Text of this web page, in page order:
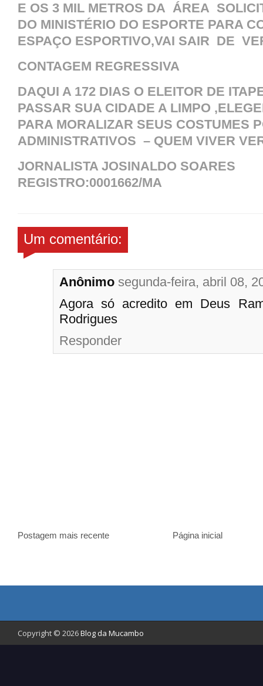
E OS 3 MIL METROS DA ÁREA
DO MINISTÉRIO DO ESPORTE PARA
ESPAÇO ESPORTIVO,VAI SAIR DE
CONTAGEM REGRESSIVA
DAQUI A 172 DIAS O ELEITOR DE
PASSAR SUA CIDADE A LIMPO
PARA MORALIZAR SEUS COSTUMES
ADMINISTRATIVOS – QUEM VIVER
JORNALISTA JOSINALDO SOARES
REGISTRO:0001662/MA
Um comentário:
Anônimo segunda-feira, abril 08,
Agora só acredito em Deus
Rodrigues
Responder
Postagem mais recente Página inicial
Copyright © 2026Blog da Mucambo